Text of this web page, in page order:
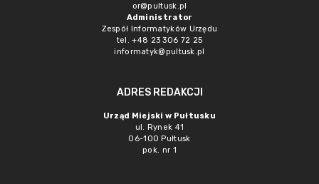
or@pultusk.pl
Administrator
Zespół Informatyków Urzędu
tel. +48 23 306 72 25
informatyk@pultusk.pl
ADRES REDAKCJI
Urząd Miejski w Pułtusku
ul. Rynek 41
06-100 Pułtusk
pok. nr 1